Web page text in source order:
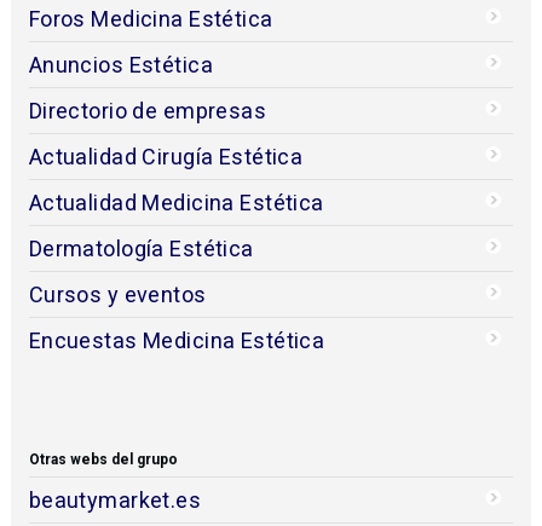
Foros Medicina Estética
Anuncios Estética
Directorio de empresas
Actualidad Cirugía Estética
Actualidad Medicina Estética
Dermatología Estética
Cursos y eventos
Encuestas Medicina Estética
Otras webs del grupo
beautymarket.es